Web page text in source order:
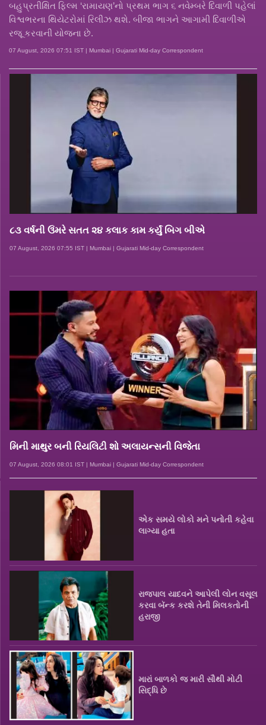
બહુપ્રતીક્ષિત ફિલ્મ ‘રામાયણ’નો પ્રથમ ભાગ ૬ નવેમ્બરે દિવાળી પહેલાં
વિશ્વભરના થિયેટરોમાં રિલીઝ થશે. બીજા ભાગને આગામી દિવાળીએ
રજૂ કરવાની યોજના છે.
07 August, 2026 07:51 IST | Mumbai | Gujarati Mid-day Correspondent
૮૩ વર્ષની ઉંમરે સતત ૨૪ કલાક કામ કર્યું બિગ બીએ
07 August, 2026 07:55 IST | Mumbai | Gujarati Mid-day Correspondent
મિની માથુર બની રિયલિટી શો અલાયન્સની વિજેતા
07 August, 2026 08:01 IST | Mumbai | Gujarati Mid-day Correspondent
એક સમયે લોકો મને પનોતી કહેવા
લાગ્યા હતા
રાજપાલ યાદવને આપેલી લોન વસૂલ
કરવા બૅન્ક કરશે તેની મિલકતોની
હરાજી
મારાં બાળકો જ મારી સૌથી મોટી
સિદ્ધિ છે